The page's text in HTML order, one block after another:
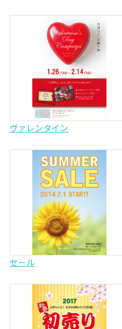
ヴァレンタイン
セール